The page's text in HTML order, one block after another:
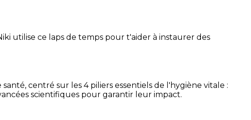
utilise ce laps de temps pour t'aider à instaurer des
centré sur les 4 piliers essentiels de l'hygiène vitale :
scientifiques pour garantir leur impact.